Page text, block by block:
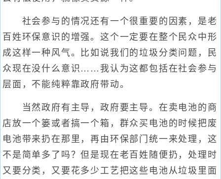
社会参与的情况还有一个很重要的因素，是老
百姓环保意识的增强。这个一定要在整个民众中形
成这样一种风气。比如说我们的垃圾分类问题，民
众现在没什么意识……我认为这都包括在社会参与
层面，不能纯粹靠政府带动。
当然政府有主导，政府要主导。在卖电池的商
店放一个篓或者搞一个箱，群众买电池的时候把废
电池带来扔在那里，再由环保部门统一来处理，这
不是简单多了吗？但是现在老百姓随便扔，处理时
又要分类，又要花多少工艺把这些电池从垃圾里面